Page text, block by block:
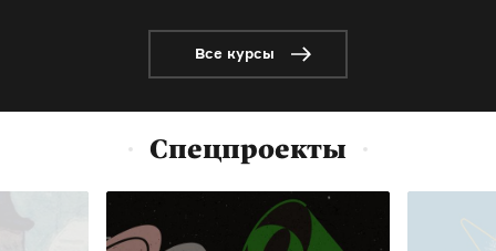
Все курсы
Спецпроекты